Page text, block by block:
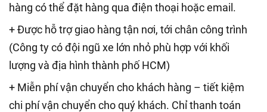
hàng có thể đặt hàng qua điện thoại hoặc email.
+ Được hỗ trợ giao hàng tận nơi, tới chân công trình
(Công ty có đội ngũ xe lớn nhỏ phù hợp với khối
lượng và địa hình thành phố HCM)
+ Miễn phí vận chuyển cho khách hàng – tiết kiệm
chi phí vận chuyển cho quý khách. Chỉ thanh toán